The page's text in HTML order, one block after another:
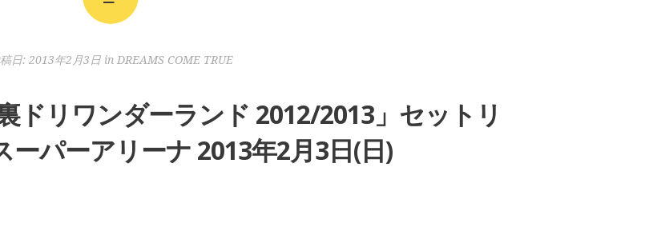
日: 2013年2月3日in DREAMS COME TRUE
ドリワンダーランド 2012/2013」セットリ
ーパーアリーナ 2013年2月3日(日)